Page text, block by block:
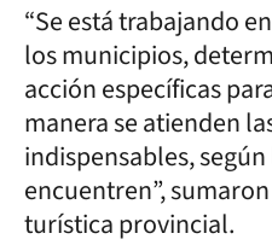
“Se está trabajando
los municipios,
acción específicas
manera se atienden
indispensables,
encuentren”,
turística provincial.